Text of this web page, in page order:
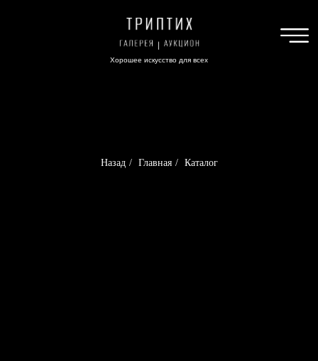
Хорошее искусство для всех
Назад / Главная / Каталог